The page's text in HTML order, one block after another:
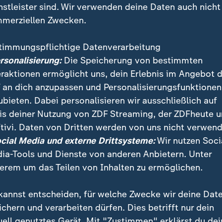
an der Berliner Charité, Professor
in Deutschland für sinnvoll. Allerdings helfe das
sich in einer neuen Dimension. Viel Zeit bleibe
sind. Wir verwenden deine Daten auch nicht
Zwecken.
Datenverarbeitung
Die Speicherung von bestimmten
ermöglicht uns, dein Erlebnis im Angebot
an dich anzupassen und Personalisierungsfunktionen
Dabei personalisieren wir ausschließlich auf
deiner Nutzung von ZDF Streaming, der ZDFheute
Daten von Dritten werden von uns nicht
Media und externe Drittsysteme:Wir nutzen
Tools und Dienste von anderen Anbietern. Unter
um das Teilen von Inhalten zu ermöglichen.
entscheiden, für welche Zwecke wir deine
und verarbeiten dürfen. Dies betrifft nur dein